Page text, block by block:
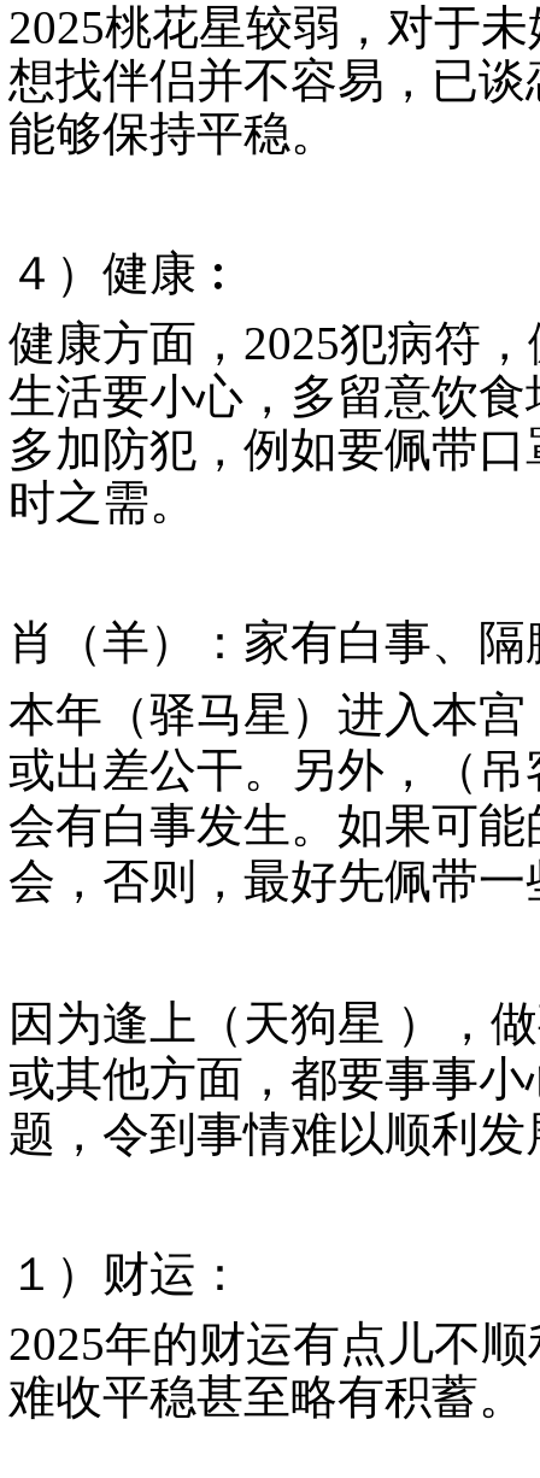
2025桃花星较弱，对于
想找伴侣并不容易，已
能够保持平稳。
４）健康︰
健康方面， 2025犯病符
生活要小心，多留意饮
多加防犯，例如要佩带
时之需。
肖（羊）：家有白事、
本年（驿马星）进入本
或出差公干。另外，（吊
会有白事发生。如果可
会，否则，最好先佩带
因为逢上（天狗星 ），
或其他方面，都要事事
题，令到事情难以顺利发
１）财运：
2025年的财运有点儿不
难收平稳甚至略有积蓄。